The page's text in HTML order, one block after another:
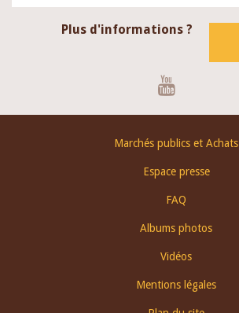
Plus d'informations ?
Marchés publics et Achats
Espace presse
FAQ
Albums photos
Vidéos
Mentions légales